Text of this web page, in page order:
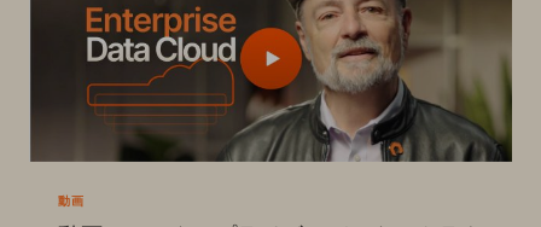
動画